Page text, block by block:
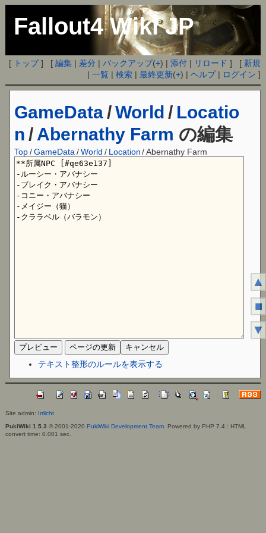
Fallout4 Wiki JP
[ トップ] [編集 | 差分 |バックアップ(+) |添付 | リロード ] [ 新規
|一覧 |検索 |最終更新(+) |ヘルプ| ログイン ]
GameData /World / Locatio
n / Abernathy Farm の編集
Top /GameData /World / Location / Abernathy Farm
テキスト整形のルールを表示する
Site admin: Irrlicht
PukiWiki 1.5.3 © 2001-2020 PukiWiki Development Team. Powered by PHP 7.4 : HTML
convert time: 0.001 sec.
▲
■
▼